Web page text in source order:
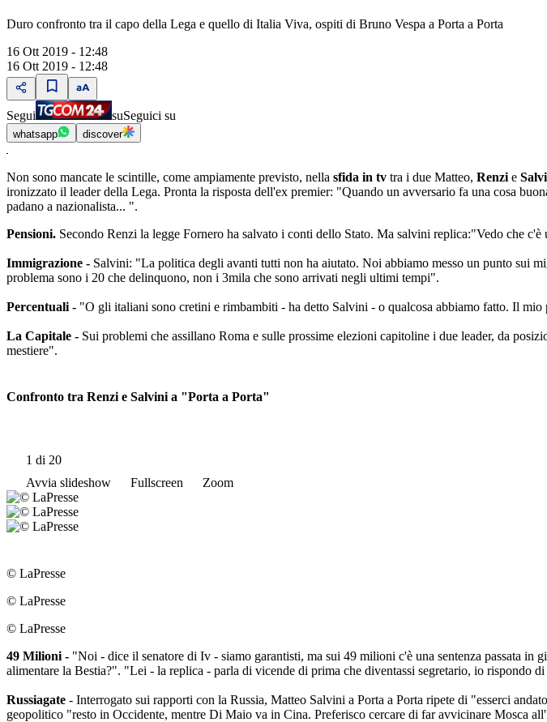
Duro confronto tra il capo della Lega e quello di Italia Viva, ospiti di Bruno Vespa a Porta a Porta
16 Ott 2019 - 12:48
16 Ott 2019 - 12:48
Segui suSeguici su
whatsapp discover
Non sono mancate le scintille, come ampiamente previsto, nella sfida in tv tra i due Matteo, Renzi e
ironizzato il leader della Lega. Pronta la risposta dell'ex premier: "Quando un avversario fa una cosa
padano a nazionalista... ".
Pensioni. Secondo Renzi la legge Fornero ha salvato i conti dello Stato. Ma salvini replica:"Vedo che
Immigrazione - Salvini: "La politica degli avanti tutti non ha aiutato. Noi abbiamo messo un punto sui
problema sono i 20 che delinquono, non i 3mila che sono arrivati negli ultimi tempi".
Percentuali - "O gli italiani sono cretini e rimbambiti - ha detto Salvini - o qualcosa abbiamo fatto. Il
La Capitale - Sui problemi che assillano Roma e sulle prossime elezioni capitoline i due leader, da
mestiere".
Confronto tra Renzi e Salvini a "Porta a Porta"
1 di 20
Avvia slideshow
Fullscreen Zoom
© LaPresse
© LaPresse
© LaPresse
49 Milioni - "Noi - dice il senatore di Iv - siamo garantisti, ma sui 49 milioni c'è una sentenza passata
alimentare la Bestia?". "Lei - la replica - parla di vicende di prima che diventassi segretario, io rispondo
Russiagate - Interrogato sui rapporti con la Russia, Matteo Salvini a Porta a Porta ripete di "esserci
geopolitico "resto in Occidente, mentre Di Maio va in Cina. Preferisco cercare di far avvicinare Mosca